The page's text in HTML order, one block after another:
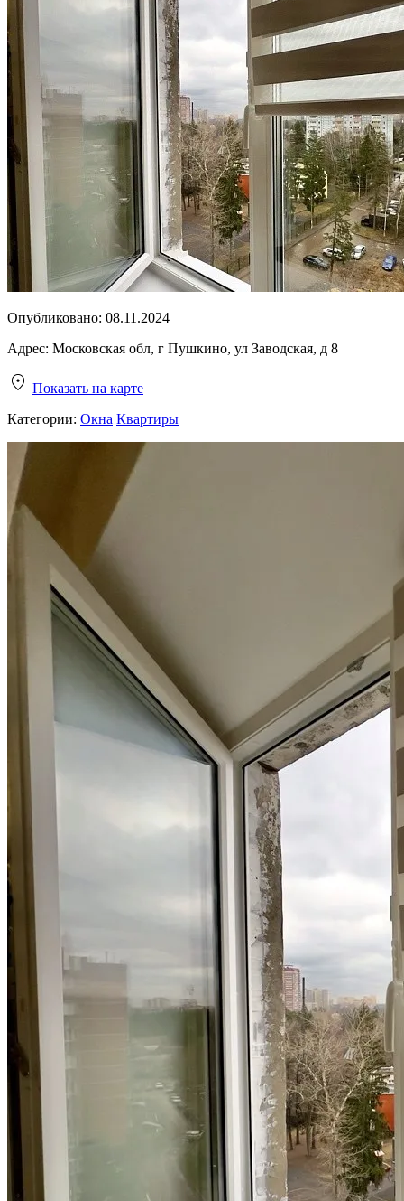
Опубликовано: 08.11.2024
Адрес: Московская обл, г Пушкино, ул Заводская, д 8
Показать на карте
Категории: Окна Квартиры